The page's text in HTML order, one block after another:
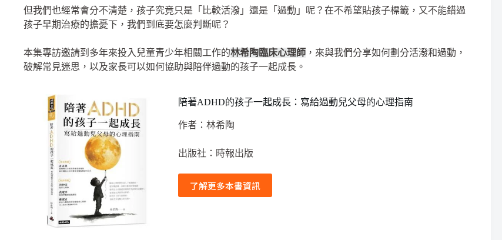
但我們也經常會分不清楚，孩子究竟只是「比較活潑」還是「過動」呢？在不希望貼孩子標籤，又不能錯過
孩子早期治療的擔憂下，我們到底要怎麼判斷呢？
本集專訪邀請到多年來投入兒童青少年相關工作的林希陶臨床心理師 ，來與我們分享如何劃分活潑和過動，
破解常見迷思，以及家長可以如何協助與陪伴過動的孩子一起成長。
陪著ADHD的孩子一起成長：寫給過動兒父母的心理指南
作者：林希陶
出版社：時報出版
了解更多本書資訊